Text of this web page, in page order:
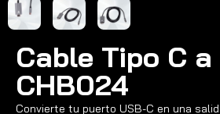
Cable Tipo C a
CHB024
Convierte tu puerto USB-C en una